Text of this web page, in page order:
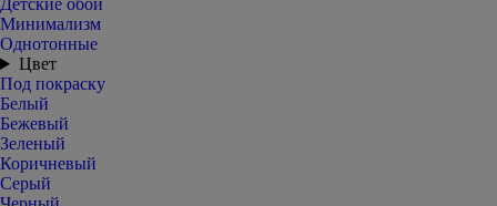
Детские обои
Минимализм
Однотонные
Цвет
Под покраску
Белый
Бежевый
Зеленый
Коричневый
Серый